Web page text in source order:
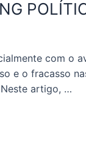
com o
o fracasso
artigo, …